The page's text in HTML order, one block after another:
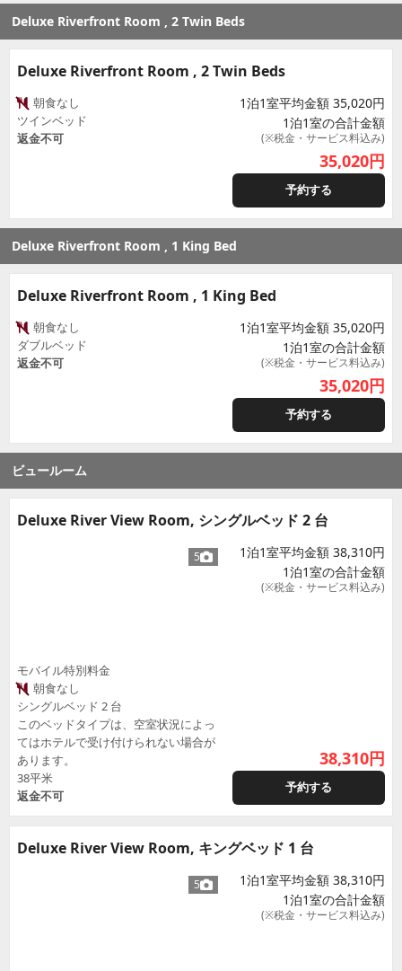
Deluxe Riverfront Room , 2 Twin Beds
Deluxe Riverfront Room , 2 Twin Beds
朝食なし
ツインベッド
返金不可
1泊1室平均金額 35,020円
1泊1室の合計金額
(※税金・サービス料込み)
35,020円
予約する
Deluxe Riverfront Room , 1 King Bed
Deluxe Riverfront Room , 1 King Bed
朝食なし
ダブルベッド
返金不可
1泊1室平均金額 35,020円
1泊1室の合計金額
(※税金・サービス料込み)
35,020円
予約する
ビュールーム
Deluxe River View Room, シングルベッド 2 台
5
モバイル特別料金
朝食なし
シングルベッド 2 台
このベッドタイプは、空室状況によっ
てはホテルで受け付けられない場合が
あります。
38平米
返金不可
1泊1室平均金額 38,310円
1泊1室の合計金額
(※税金・サービス料込み)
38,310円
予約する
Deluxe River View Room, キングベッド 1 台
5
1泊1室平均金額 38,310円
1泊1室の合計金額
(※税金・サービス料込み)